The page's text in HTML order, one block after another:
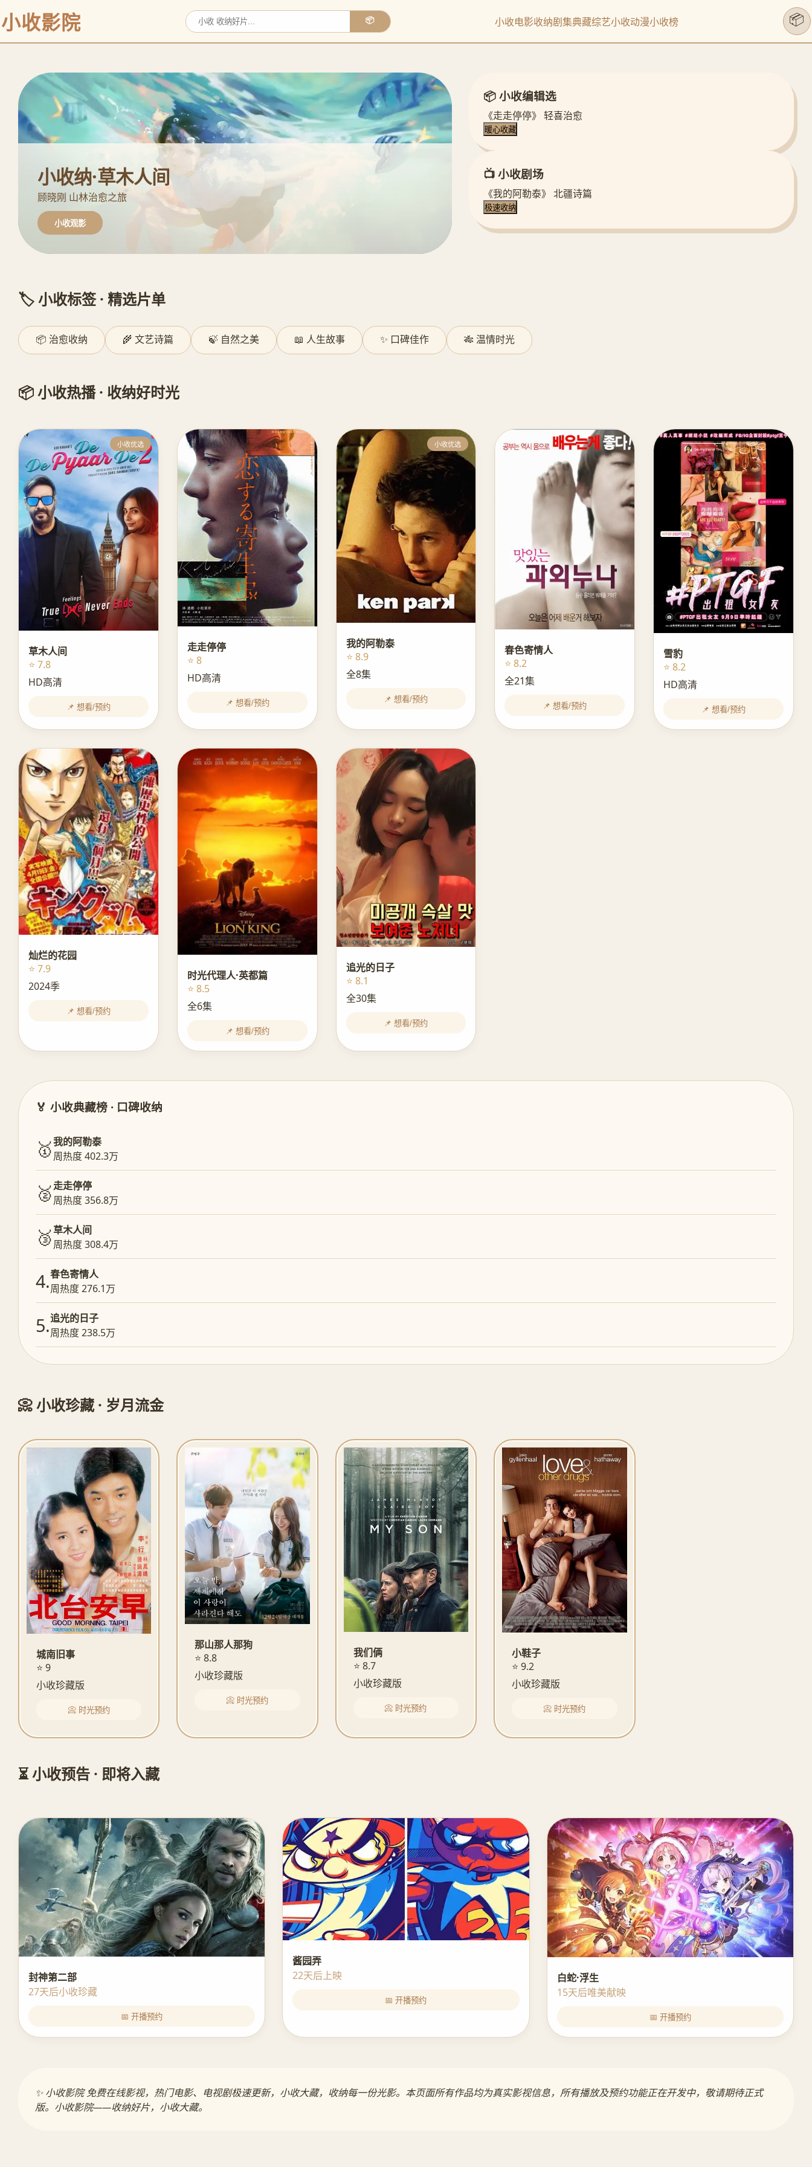
小收影院 📦 小收电影收纳剧集典藏综艺小收动漫小收榜 📦
小收纳·草木人间
顾晓刚 山林治愈之旅
小收观影
📦 小收编辑选
《走走停停》 轻喜治愈
暖心收藏
📺 小收剧场
《我的阿勒泰》 北疆诗篇
极速收纳
🏷️ 小收标签 · 精选片单
📦 治愈收纳 🌾 文艺诗篇 🍃 自然之美 📖 人生故事 ✨ 口碑佳作 🎋 温情时光
📦 小收热播 · 收纳好时光
小收优选
草木人间
⭐ 7.8
HD高清
📌 想看/预约
走走停停
⭐ 8
HD高清
📌 想看/预约
小收优选
我的阿勒泰
⭐ 8.9
全8集
📌 想看/预约
春色寄情人
⭐ 8.2
全21集
📌 想看/预约
雪豹
⭐ 8.2
HD高清
📌 想看/预约
灿烂的花园
⭐ 7.9
2024季
📌 想看/预约
时光代理人·英都篇
⭐ 8.5
全6集
📌 想看/预约
追光的日子
⭐ 8.1
全30集
📌 想看/预约
🏅 小收典藏榜 · 口碑收纳
🥇我的阿勒泰
周热度 402.3万
🥈走走停停
周热度 356.8万
🥉草木人间
周热度 308.4万
4.春色寄情人
周热度 276.1万
5.追光的日子
周热度 238.5万
📀 小收珍藏 · 岁月流金
城南旧事
⭐ 9
小收珍藏版
📀 时光预约
那山那人那狗
⭐ 8.8
小收珍藏版
📀 时光预约
我们俩
⭐ 8.7
小收珍藏版
📀 时光预约
小鞋子
⭐ 9.2
小收珍藏版
📀 时光预约
⏳ 小收预告 · 即将入藏
封神第二部
27天后小收珍藏
📅 开播预约
酱园弄
22天后上映
📅 开播预约
白蛇·浮生
15天后唯美献映
📅 开播预约
✨ 小收影院 免费在线影视，热门电影、电视剧极速更新，小收大藏，收纳每一份光影。本页面所有作品均为真实影视信息，所有播放及预约功能正在开发中，敬请期待正式
版。小收影院——收纳好片，小收大藏。